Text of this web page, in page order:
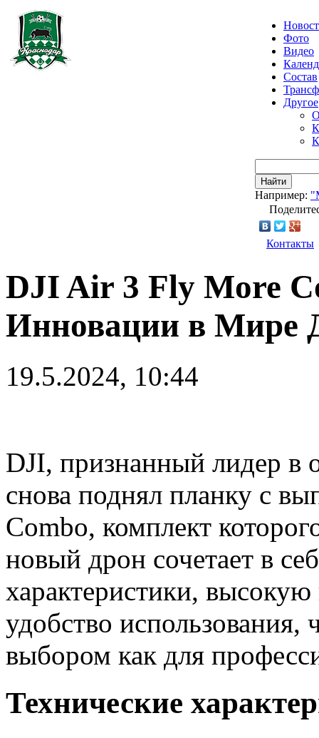
Фото
Видео
Состав
Другое
Найти
Например:
Контакты
DJI Air 3 Fly More
Инновации в Мире
19.5.2024, 10:44
DJI, признанный лидер в
снова поднял планку с
Combo, комплект
новый дрон сочетает в
характеристики,
удобство использования,
выбором как для
Технические